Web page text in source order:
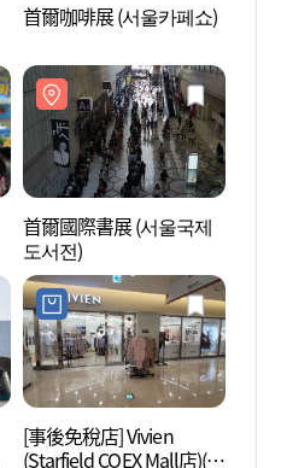
首爾咖啡展 (서울카페쇼)
首爾國際書展 (서울국제
도서전)
[事後免稅店] Vivien
(Starfield COEX Mall店)(비